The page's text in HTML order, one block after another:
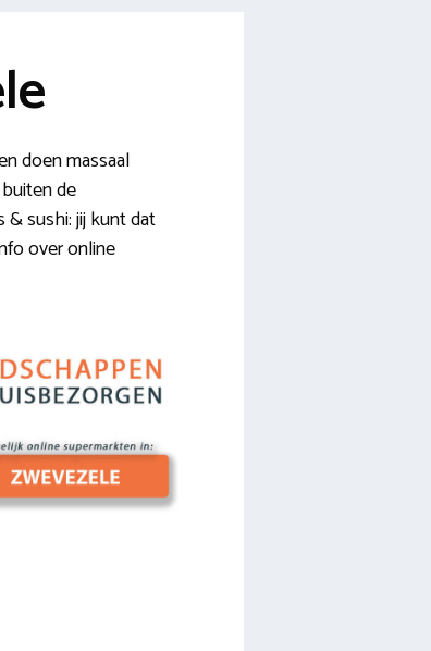
doen massaal
de
sushi: jij kunt dat
over online